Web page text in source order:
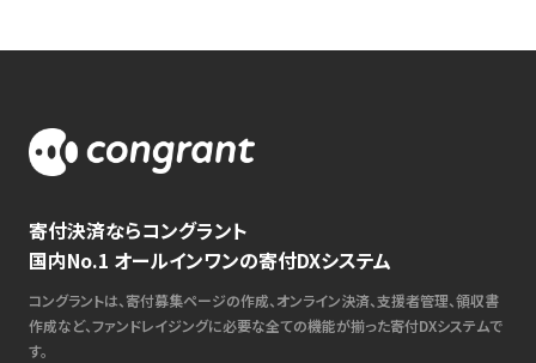
寄付決済ならコングラント
国内No.1 オールインワンの寄付DXシステム
コングラントは、寄付募集ページの作成、オンライン決済、支援者管理、領収書
作成など、ファンドレイジングに必要な全ての機能が揃った寄付DXシステムで
す。